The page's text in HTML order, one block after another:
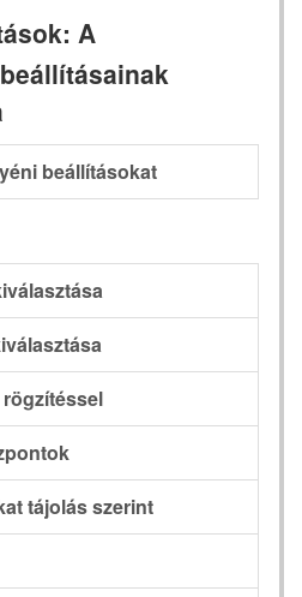
A
beállításokat
tájolás szerint